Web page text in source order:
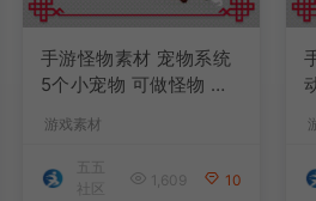
手游怪物素材 宠物系统
5个小宠物 可做怪物 含
游戏素材
社区
1,609 10